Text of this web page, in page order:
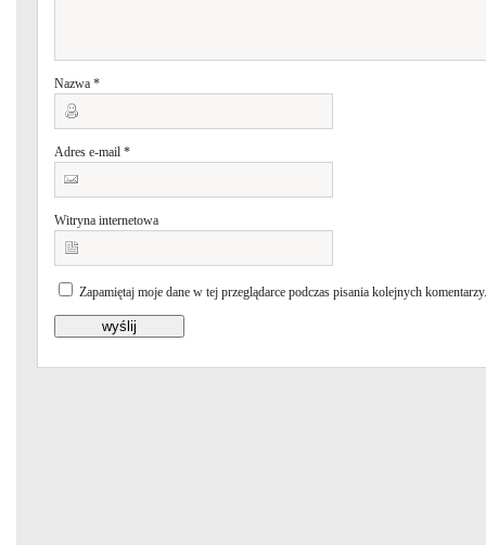
Nazwa *
Adres e-mail *
Witryna internetowa
Zapamiętaj moje dane w tej przeglądarce podczas pisania kolejnych komentarzy.